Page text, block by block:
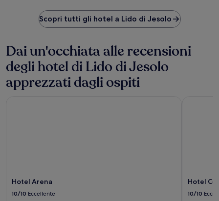
Scopri tutti gli hotel a Lido di Jesolo
Dai un'occhiata alle recensioni
degli hotel di Lido di Jesolo
apprezzati dagli ospiti
Hotel Arena
10/10 Eccellente
Hotel
10/10